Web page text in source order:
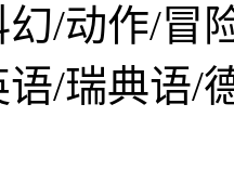
动作/冒
典语/德